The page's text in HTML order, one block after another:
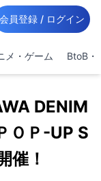
会員登録 / ログイン
メ・ゲーム BtoB・
DENIM
ＯＰ-UP S
催！